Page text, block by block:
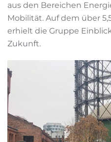
aus den Bereichen
Mobilität. Auf dem über
erhielt die Gruppe
Zukunft.